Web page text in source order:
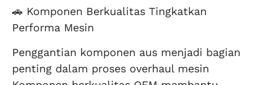
🚗 Komponen Berkualitas Tingkatkan
Performa Mesin
Penggantian komponen aus menjadi bagian
penting dalam proses overhaul mesin